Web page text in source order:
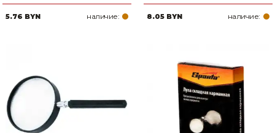
5.76 BYN наличие: 8.05 BYN наличие: